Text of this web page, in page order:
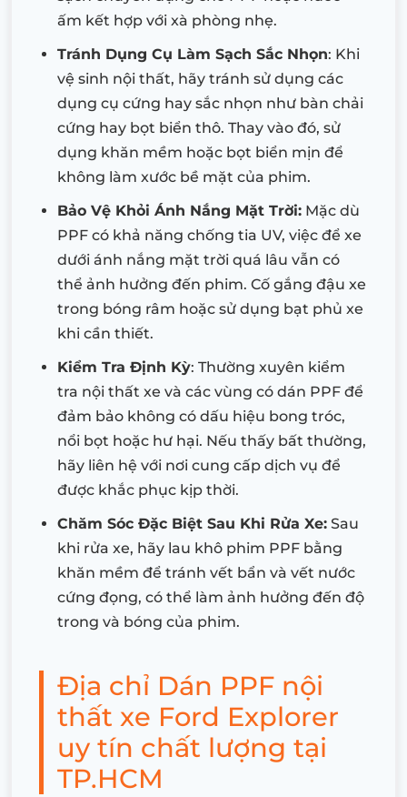
ấm kết hợp với xà phòng nhẹ.
Tránh Dụng Cụ Làm Sạch Sắc Nhọn: Khi
vệ sinh nội thất, hãy tránh sử dụng các
dụng cụ cứng hay sắc nhọn như bàn chải
cứng hay bọt biển thô. Thay vào đó, sử
dụng khăn mềm hoặc bọt biển mịn để
không làm xước bề mặt của phim.
Bảo Vệ Khỏi Ánh Nắng Mặt Trời: Mặc dù
PPF có khả năng chống tia UV, việc để xe
dưới ánh nắng mặt trời quá lâu vẫn có
thể ảnh hưởng đến phim. Cố gắng đậu xe
trong bóng râm hoặc sử dụng bạt phủ xe
khi cần thiết.
Kiểm Tra Định Kỳ: Thường xuyên kiểm
tra nội thất xe và các vùng có dán PPF để
đảm bảo không có dấu hiệu bong tróc,
nổi bọt hoặc hư hại. Nếu thấy bất thường,
hãy liên hệ với nơi cung cấp dịch vụ để
được khắc phục kịp thời.
Chăm Sóc Đặc Biệt Sau Khi Rửa Xe: Sau
khi rửa xe, hãy lau khô phim PPF bằng
khăn mềm để tránh vết bẩn và vết nước
cứng đọng, có thể làm ảnh hưởng đến độ
trong và bóng của phim.
Địa chỉ Dán PPF nội
thất xe Ford Explorer
uy tín chất lượng tại
TP.HCM